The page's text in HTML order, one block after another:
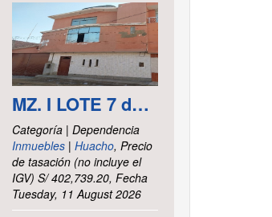
MZ. I LOTE 7 del asentamiento Humano las Delicias – Paramonga – Barranca – Lima
Categoría | Dependencia
Inmuebles| Huacho, Precio
de tasación (no incluye el
IGV) S/ 402,739.20, Fecha
Tuesday, 11 August 2026